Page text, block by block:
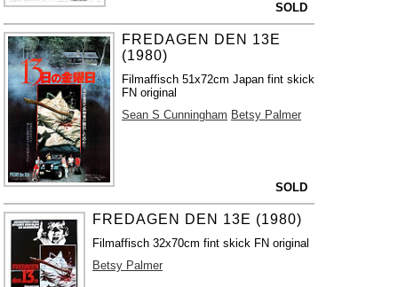
SOLD
FREDAGEN DEN 13E
(1980)
Filmaffisch 51x72cm Japan fint skick
FN original
Sean S Cunningham Betsy Palmer
SOLD
FREDAGEN DEN 13E (1980)
Filmaffisch 32x70cm fint skick FN original
Betsy Palmer